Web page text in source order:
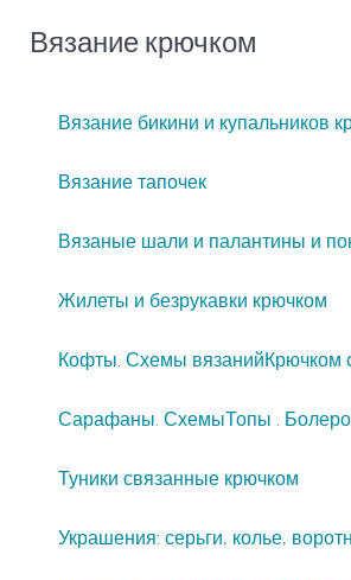
Вязание крючком
Вязание бикини и купальников
Вязание тапочек
Вязаные шали и палантины и
Жилеты и безрукавки крючком
Кофты. Схемы вязанийКрючком
Сарафаны. СхемыТопы . Болеро
Туники связанные крючком
Украшения: серьги, колье,